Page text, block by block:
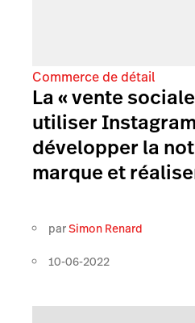
Commerce de détail
La « vente
utiliser
développer la
marque et
parSimon Renard
10-06-2022